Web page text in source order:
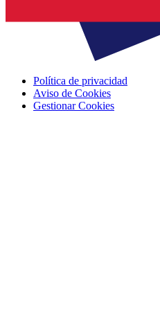
Política de privacidad
Aviso de Cookies
Gestionar Cookies